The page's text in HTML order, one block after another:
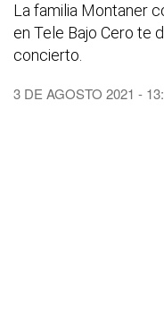
La familia Montaner
en Tele Bajo Cero te
concierto.
3 DE AGOSTO 2021 -